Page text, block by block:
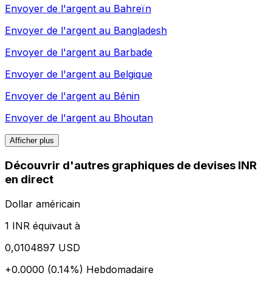
Envoyer de l'argent au Bahreïn
Envoyer de l'argent au Bangladesh
Envoyer de l'argent au Barbade
Envoyer de l'argent au Belgique
Envoyer de l'argent au Bénin
Envoyer de l'argent au Bhoutan
Afficher plus
Découvrir d'autres graphiques de devises INR
en direct
Dollar américain
1 INR équivaut à
0,0104897 USD
+0.0000 (0.14%) Hebdomadaire